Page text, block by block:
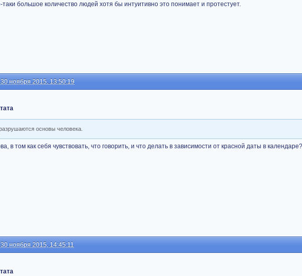
большое количество людей хотя бы интуитивно это понимает и протестует.
ноября 2015, 13:50:19
основы человека.
в том как себя чувствовать, что говорить, и что делать в зависимости от красной даты в календаре?
ноября 2015, 14:45:11